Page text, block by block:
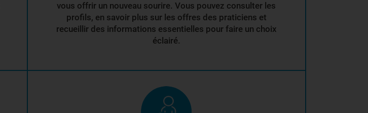
vous offrir un nouveau sourire. Vous pouvez consulter les
profils, en savoir plus sur les offres des praticiens et
recueillir des informations essentielles pour faire un choix
éclairé.